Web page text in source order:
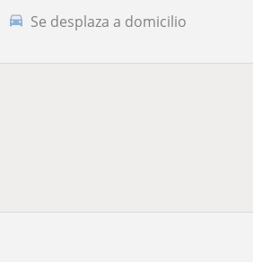
Se desplaza a domicilio